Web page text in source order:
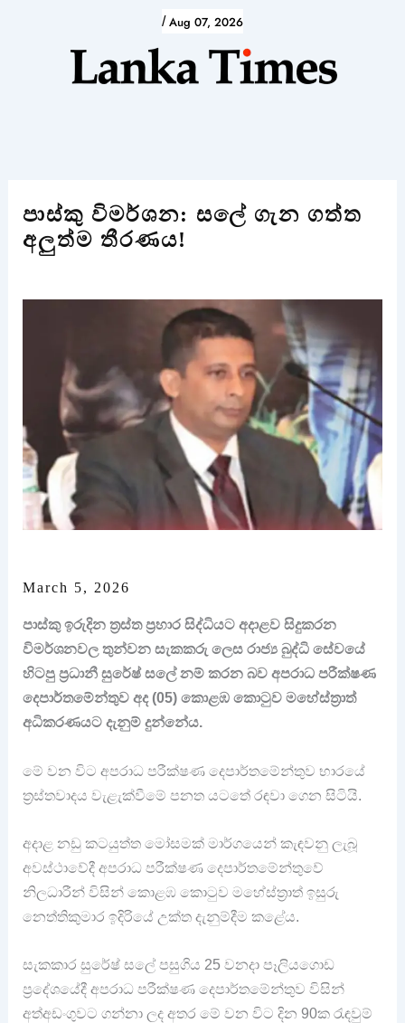
/ Aug 07, 2026
පාස්කු විමර්ශන: සලේ ගැන ගත්ත
අලුත්ම තීරණය!
March 5, 2026
පාස්කු ඉරුදින ත්‍රස්ත ප්‍රහාර සිද්ධියට අදාළව සිදුකරන
විමර්ශනවල තුන්වන සැකකරු ලෙස රාජ්‍ය බුද්ධි සේවයේ
හිටපු ප්‍රධානී සුරේෂ් සලේ නම් කරන බව අපරාධ පරීක්ෂණ
දෙපාර්තමේන්තුව අද (05) කොළඹ කොටුව මහේස්ත්‍රාත්
අධිකරණයට දැනුම් දුන්නේය.
මේ වන විට අපරාධ පරීක්ෂණ දෙපාර්තමේන්තුව භාරයේ
ත්‍රස්තවාදය වැළැක්වීමේ පනත යටතේ රඳවා ගෙන සිටියි.
අදාළ නඩු කටයුත්ත මෝසමක් මාර්ගයෙන් කැඳවනු ලැබූ
අවස්ථාවේදී අපරාධ පරීක්ෂණ දෙපාර්තමේන්තුවේ
නිලධාරීන් විසින් කොළඹ කොටුව මහේස්ත්‍රාත් ඉසුරු
නෙත්තිකුමාර ඉදිරියේ උක්ත දැනුම්දීම කළේය.
සැකකාර සුරේෂ් සලේ පසුගිය 25 වනදා පෑලියගොඩ
ප්‍රදේශයේදී අපරාධ පරීක්ෂණ දෙපාර්තමේන්තුව විසින්
අත්අඩංගුවට ගන්නා ලද අතර මේ වන විට දින 90ක රැඳවුම්